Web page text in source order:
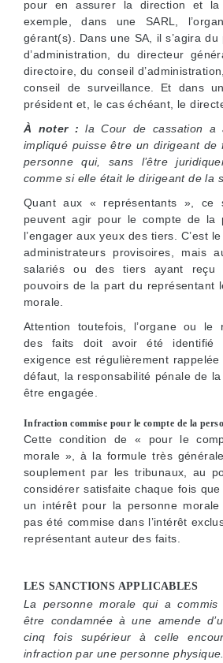
pour en assurer la direction et la
exemple, dans une SARL,
gérant(s). Dans une SA, il s’agira
d’administration, du directeur
directoire, du conseil
conseil de surveillance. Et dans
président et, le cas échéant, le
À noter : la Cour de cassation a
impliqué puisse être un dirigeant de
personne qui, sans l’être
comme si elle était le dirigeant de la
Quant aux « représentants », ce
peuvent agir pour le compte de la
l’engager aux yeux des tiers. C’est
administrateurs provisoires, mais
salariés ou des tiers ayant reçu
pouvoirs de la part du représentant
morale.
Attention toutefois, l’organe ou le
des faits doit avoir été identifié
exigence est régulièrement
défaut, la responsabilité pénale de
être engagée.
Infraction commise pour le compte de la
Cette condition de « pour le
morale », à la formule très
souplement par les tribunaux, au
considérer satisfaite chaque fois que
un intérêt pour la personne morale
pas été commise dans l’intérêt
représentant auteur des faits.
LES SANCTIONS APPLICABLES
La personne morale qui a
être condamnée à une amende
cinq fois supérieur à celle
infraction par une personne physique.